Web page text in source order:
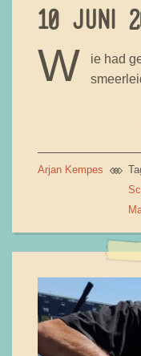
10 JUNI
W
ie had
Arjan Kempes